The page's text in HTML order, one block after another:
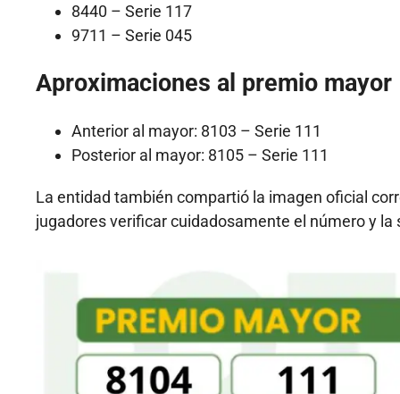
8440 – Serie 117
9711 – Serie 045
Aproximaciones al premio mayor
Anterior al mayor: 8103 – Serie 111
Posterior al mayor: 8105 – Serie 111
La entidad también compartió la imagen oficial
jugadores verificar cuidadosamente el número y